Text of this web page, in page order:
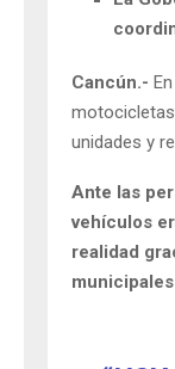
Cancún.-
unidades y
Ante las
vehículos
realidad